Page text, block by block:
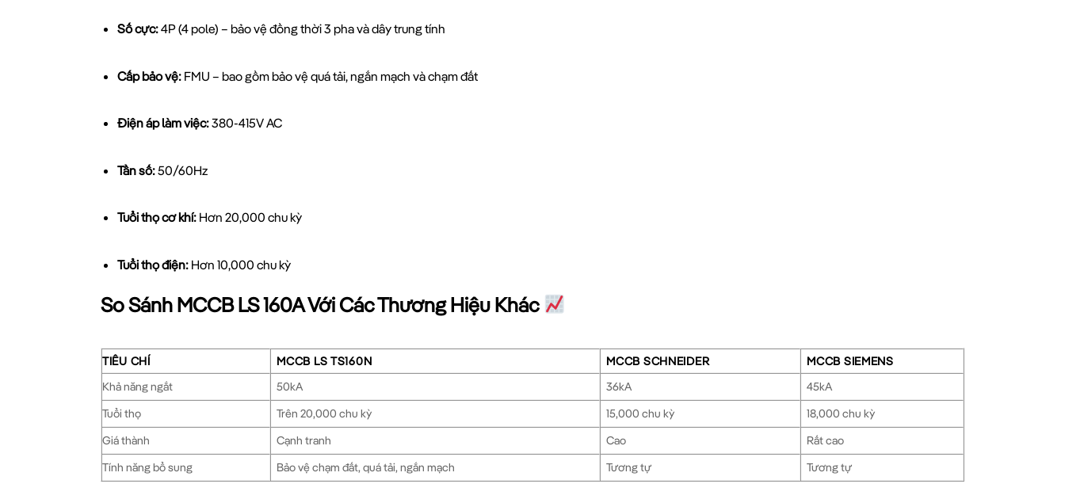
Số cực:4P (4 pole) – bảo vệ đồng thời 3 pha và dây trung tính
Cấp bảo vệ:FMU – bao gồm bảo vệ quá tải, ngắn mạch và chạm đất
Điện áp làm việc:380-415V AC
Tần số:50/60Hz
Tuổi thọ cơ khí:Hơn 20,000 chu kỳ
Tuổi thọ điện:Hơn 10,000 chu kỳ
So Sánh MCCB LS 160A Với Các Thương Hiệu Khác
TIÊU CHÍ MCCB LS TS160N MCCB SCHNEIDER
MCCB SIEMENS
Khả năng ngắt
50kA 36kA
45kA
Tuổi thọ
Trên 20,000 chu kỳ 15,000 chu kỳ
18,000 chu kỳ
Giá thành
Cạnh tranh Cao
Rất cao
Tính năng bổ sung
Bảo vệ chạm đất, quá tải, ngắn mạch Tương tự Tương tự